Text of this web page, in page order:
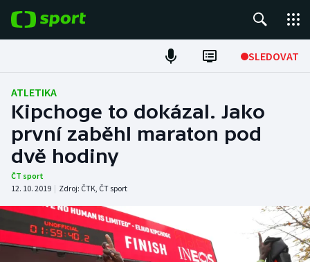
SLEDOVAT
Fotbal
Hokej
Tenis
Atletika
Cyklistika
DALŠÍ SPORTY
ATLETIKA
Kipchoge to dokázal. Jako
první zaběhl maraton pod
dvě hodiny
ČT sport
12. 10. 2019 | Zdroj: ČTK, ČT sport